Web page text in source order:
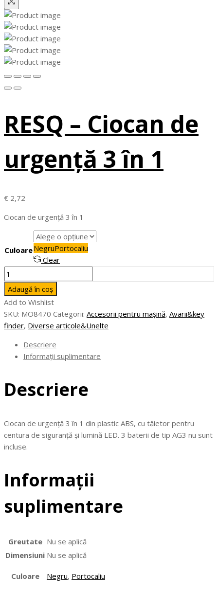
RESQ – Ciocan de
urgenţă 3 în 1
€ 2,72
Ciocan de urgenţă 3 în 1
CuloareNegruPortocaliu
Clear
Cantitate
RESQ
-
Ciocan
de
urgenţă
Adaugă în coș
Add to Wishlist
SKU: MO8470 Categorii: Accesorii pentru mașină, Avarii&key
finder, Diverse articole&Unelte
Descriere
Informații suplimentare
Descriere
Ciocan de urgenţă 3 în 1 din plastic ABS, cu tăietor pentru
centura de siguranţă şi lumină LED. 3 baterii de tip AG3 nu sunt
incluse.
Informații
suplimentare
Greutate Nu se aplică
Dimensiuni Nu se aplică
Culoare Negru, Portocaliu